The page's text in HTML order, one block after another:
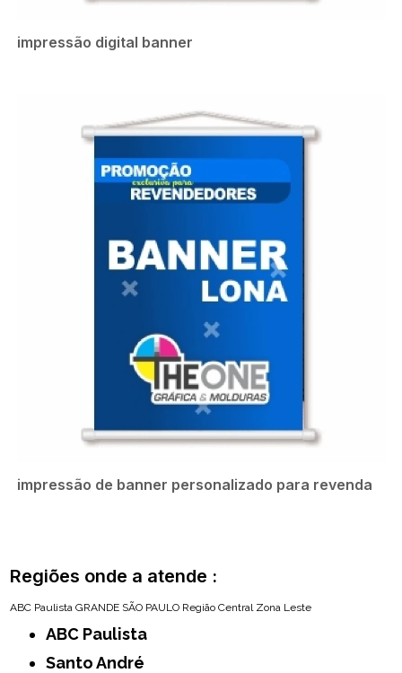
impressão digital banner
impressão de banner personalizado para revenda
Regiões onde a atende :
ABC Paulista GRANDE SÃO PAULO Região Central Zona Leste
ABC Paulista
Santo André